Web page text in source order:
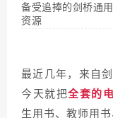
备受追捧的剑桥通
资源
最近几年，来自
今天就把全套的
生用书、教师用